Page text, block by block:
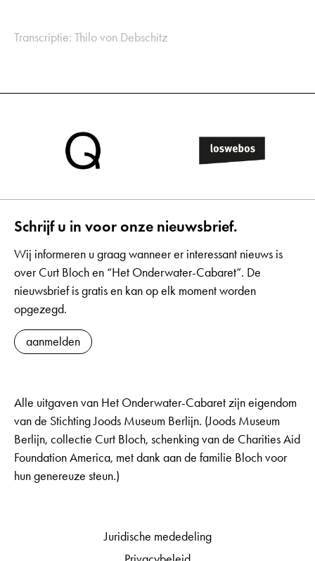
Transcriptie: Thilo von Debschitz
Schrijf u in voor onze nieuwsbrief.
Wij informeren u graag wanneer er interessant nieuws is
over Curt Bloch en “Het Onderwater-Cabaret”. De
nieuwsbrief is gratis en kan op elk moment worden
opgezegd.
aanmelden
Alle uitgaven van Het Onderwater-Cabaret zijn eigendom
van de Stichting Joods Museum Berlijn. (Joods Museum
Berlijn, collectie Curt Bloch, schenking van de Charities Aid
Foundation America, met dank aan de familie Bloch voor
hun genereuze steun.)
Juridische mededeling